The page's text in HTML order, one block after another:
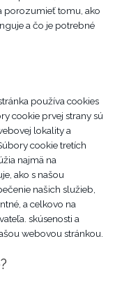
porozumieť tomu, ako
a čo je potrebné
používa cookies
cookie prvej strany sú
lokality a
cookie tretích
najmä na
ako s našou
našich služieb,
a celkovo na
skúsenosti a
webovou stránkou.